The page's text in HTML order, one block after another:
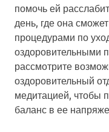
помочь ей
день, где она
процедурами по
оздоровительными
рассмотрите
оздоровительный
медитацией, чтобы
баланс в ее